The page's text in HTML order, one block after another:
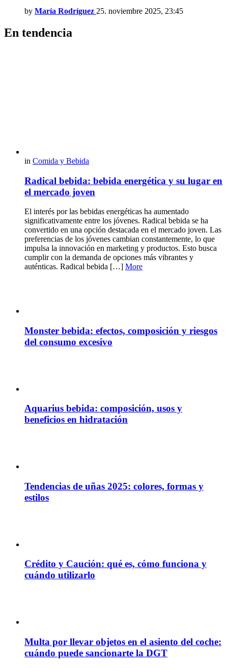
by María Rodríguez 25. noviembre 2025, 23:45
En tendencia
in Comida y Bebida
Radical bebida: bebida energética y su lugar en
el mercado joven
El interés por las bebidas energéticas ha aumentado
significativamente entre los jóvenes. Radical bebida se ha
convertido en una opción destacada en el mercado joven. Las
preferencias de los jóvenes cambian constantemente, lo que
impulsa la innovación en marketing y productos. Esto busca
cumplir con la demanda de opciones más vibrantes y
auténticas. Radical bebida […] More
Monster bebida: efectos, composición y riesgos
del consumo excesivo
Aquarius bebida: composición, usos y
beneficios en hidratación
Tendencias de uñas 2025: colores, formas y
estilos
Crédito y Caución: qué es, cómo funciona y
cuándo utilizarlo
Multa por llevar objetos en el asiento del coche:
cuándo puede sancionarte la DGT